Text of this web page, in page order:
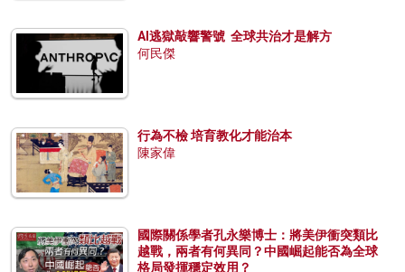
AI逃獄敲響警號 全球共治才是解方
何民傑
行為不檢 培育教化才能治本
陳家偉
國際關係學者孔永樂博士：將美伊衝突類比
越戰，兩者有何異同？中國崛起能否為全球
格局發揮穩定效用？